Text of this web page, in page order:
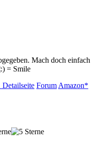
Mach doch einfach
Detailseite Forum Amazon*